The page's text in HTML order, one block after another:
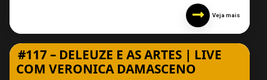
Veja mais
#117 – DELEUZE E AS ARTES | LIVE
COM VERONICA DAMASCENO